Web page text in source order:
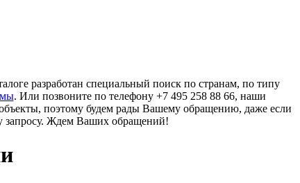
разработан специальный поиск по странам, по типу
. Или позвоните по телефону +7 495 258 88 66, наши
поэтому будем рады Вашему обращению, даже если
запросу. Ждем Ваших обращений!